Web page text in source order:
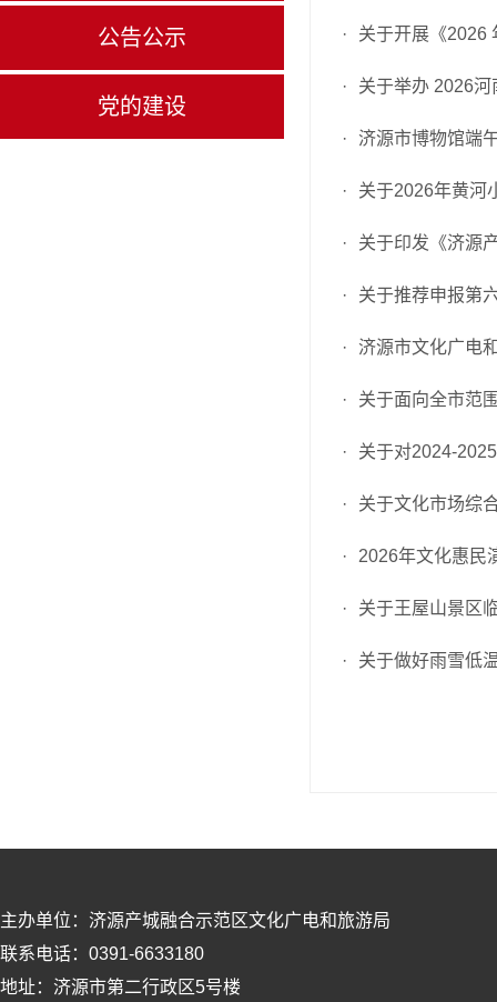
公告公示
党的建设
· 关于开展《2026
· 关于举办 2026
· 济源市博物馆端
· 关于2026年黄河
· 关于印发《济源
· 关于推荐申报第
· 济源市文化广电
· 关于面向全市范
· 关于对2024-
· 关于文化市场综
· 2026年文化惠民
· 关于王屋山景区
· 关于做好雨雪低
主办单位：济源产城融合示范区文化广电和旅游局
联系电话：0391-6633180
地址：济源市第二行政区5号楼